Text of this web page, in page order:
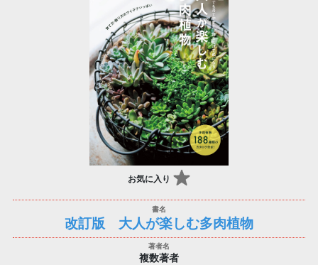
お気に入り
改訂版 大人が楽しむ多肉植物
複数著者